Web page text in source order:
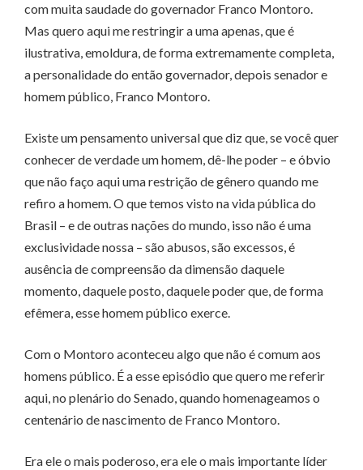
com muita saudade do governador Franco Montoro.
Mas quero aqui me restringir a uma apenas, que é
ilustrativa, emoldura, de forma extremamente completa,
a personalidade do então governador, depois senador e
homem público, Franco Montoro.
Existe um pensamento universal que diz que, se você quer
conhecer de verdade um homem, dê-lhe poder – e óbvio
que não faço aqui uma restrição de gênero quando me
refiro a homem. O que temos visto na vida pública do
Brasil – e de outras nações do mundo, isso não é uma
exclusividade nossa – são abusos, são excessos, é
ausência de compreensão da dimensão daquele
momento, daquele posto, daquele poder que, de forma
efêmera, esse homem público exerce.
Com o Montoro aconteceu algo que não é comum aos
homens público. É a esse episódio que quero me referir
aqui, no plenário do Senado, quando homenageamos o
centenário de nascimento de Franco Montoro.
Era ele o mais poderoso, era ele o mais importante líder